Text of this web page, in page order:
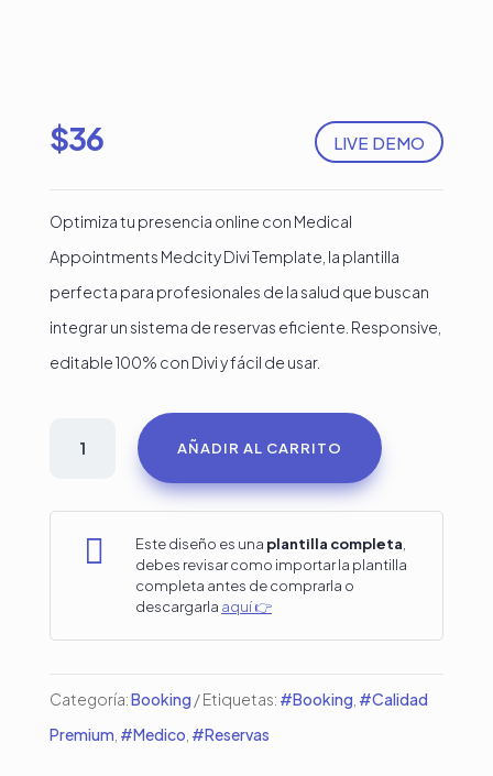
LIVE DEMO
$36
Optimiza tu presencia online con Medical
Appointments Medcity Divi Template, la plantilla
perfecta para profesionales de la salud que buscan
integrar un sistema de reservas eficiente. Responsive,
editable 100% con Divi y fácil de usar.
con
Booking
AÑADIR AL CARRITO
 Este diseño es una plantilla completa
debes revisar como importar la plantilla
completa antes de comprarla o
descargarla aquí 👉
Categoría:Booking Etiquetas: #Booking #Calidad
Premium #Medico #Reservas